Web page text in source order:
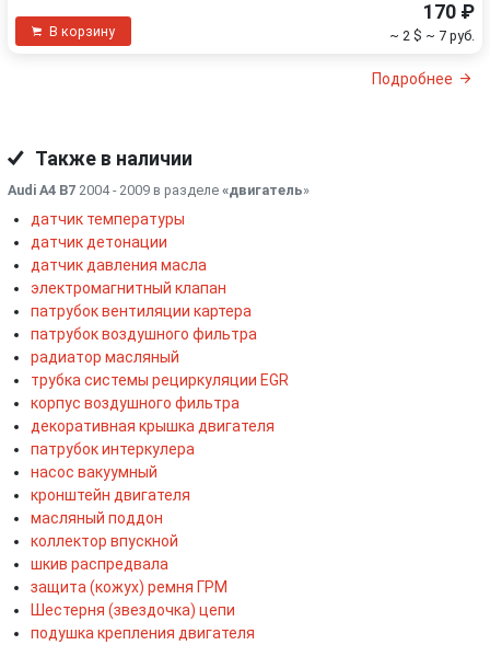
В корзину
170 ₽
~ 2 $ ~ 7 руб.
Подробнее
Также в наличии
Audi A4 B7 2004 - 2009 в разделе «двигатель»
датчик температуры
датчик детонации
датчик давления масла
электромагнитный клапан
патрубок вентиляции картера
патрубок воздушного фильтра
радиатор масляный
трубка системы рециркуляции EGR
корпус воздушного фильтра
декоративная крышка двигателя
патрубок интеркулера
насос вакуумный
кронштейн двигателя
масляный поддон
коллектор впускной
шкив распредвала
защита (кожух) ремня ГРМ
Шестерня (звездочка) цепи
подушка крепления двигателя